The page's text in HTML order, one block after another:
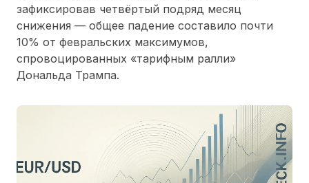
зафиксировав четвёртый подряд месяц
снижения — общее падение составило почти
10% от февральских максимумов,
спровоцированных «тарифным ралли»
Дональда Трампа.